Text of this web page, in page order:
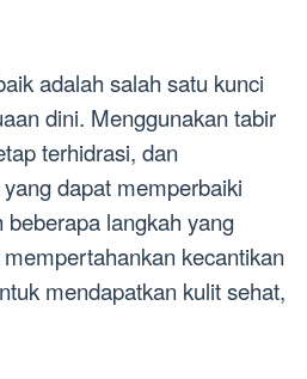
adalah salah satu kunci
dini. Menggunakan tabir
terhidrasi, dan
dapat memperbaiki
langkah yang
kecantikan
mendapatkan kulit sehat,